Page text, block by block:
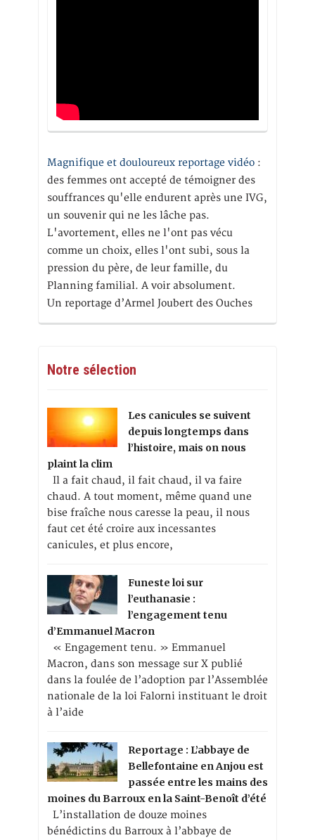
Magnifique et douloureux reportage vidéo :
des femmes ont accepté de témoigner des
souffrances qu'elle endurent après une IVG,
un souvenir qui ne les lâche pas.
L'avortement, elles ne l'ont pas vécu
comme un choix, elles l'ont subi, sous la
pression du père, de leur famille, du
Planning familial. A voir absolument.
Un reportage d’Armel Joubert des Ouches
Notre sélection
Les canicules se suivent
depuis longtemps dans
l’histoire, mais on nous
plaint la clim
Il a fait chaud, il fait chaud, il va faire
chaud. A tout moment, même quand une
bise fraîche nous caresse la peau, il nous
faut cet été croire aux incessantes
canicules, et plus encore,
Funeste loi sur
l’euthanasie :
l’engagement tenu
d’Emmanuel Macron
« Engagement tenu. » Emmanuel
Macron, dans son message sur X publié
dans la foulée de l’adoption par l’Assemblée
nationale de la loi Falorni instituant le droit
à l’aide
Reportage : L’abbaye de
Bellefontaine en Anjou est
passée entre les mains des
moines du Barroux en la Saint-Benoît d’été
L’installation de douze moines
bénédictins du Barroux à l’abbaye de